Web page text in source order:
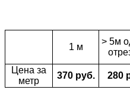
1 м
> 5м
Цена за
метр
370 руб. 280